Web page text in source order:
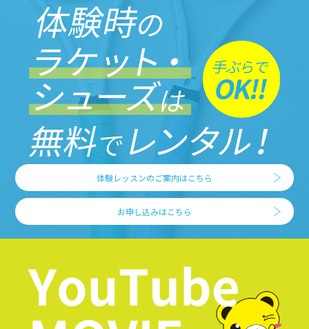
体験レッスンのご案内はこちら
お申し込みはこちら